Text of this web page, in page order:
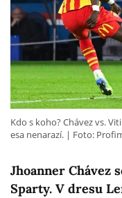
Jhoanner Chávez
Sparty. V dresu
Kdo s koho? Chávez vs.
esa nenarazí.
Foto: